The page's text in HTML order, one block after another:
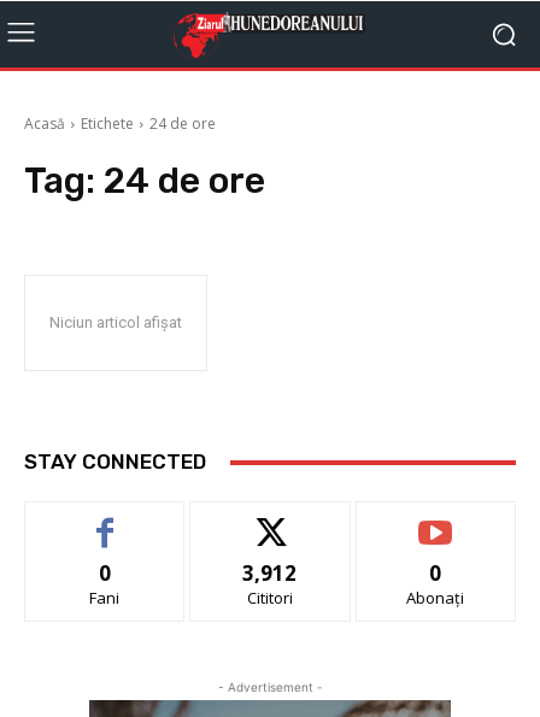
Acasă Etichete 24 de ore
Tag: 24 de ore
Niciun articol afișat
STAY CONNECTED
0
Fani
3,912
Cititori
0
Abonați
- Advertisement -